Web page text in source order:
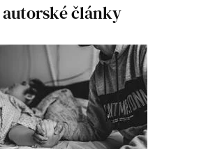
články